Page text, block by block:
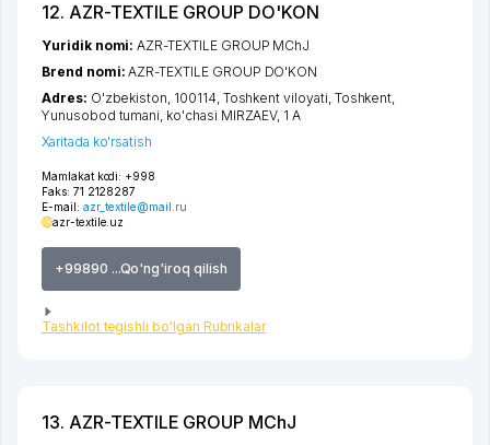
12. AZR-TEXTILE GROUP DO'KON
Mamlakat kodi: +998
Faks: 71 2128287
E-mail: azr_textile@mail.ru
azr-textile.uz
+99890 ...Qo'ng'iroq qilish
Tashkilot tegishli bo'lgan Rubrikalar
Yuridik nomi:AZR-TEXTILE GROUP MChJ
Brend nomi:AZR-TEXTILE GROUP DO'KON
Adres: O'zbekiston, 100114, Toshkent viloyati, Toshkent,
Yunusobod tumani, ko'chasi MIRZAEV, 1 A
Xaritada ko'rsatish
13. AZR-TEXTILE GROUP MChJ